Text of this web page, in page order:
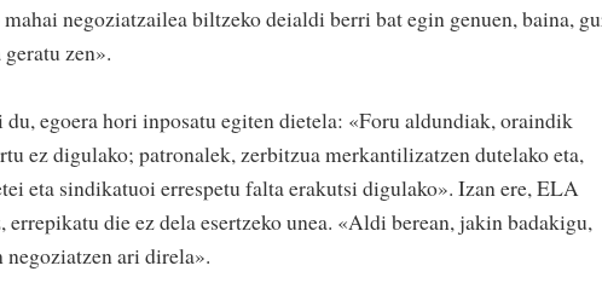
negoziatzailea biltzeko deialdi berri bat egin genuen, baina,
zen».
egoera hori inposatu egiten dietela: «Foru aldundiak, oraindik
ez digulako; patronalek, zerbitzua merkantilizatzen dutelako eta,
eta sindikatuoi errespetu falta erakutsi digulako». Izan ere, ELA
die ez dela esertzeko unea. «Aldi berean, jakin badakigu,
ari direla».